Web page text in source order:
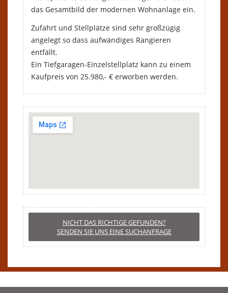
das Gesamtbild der modernen Wohnanlage ein.
Zufahrt und Stellplätze sind sehr großzügig
angelegt so dass aufwändiges Rangieren
entfällt.
Ein Tiefgaragen-Einzelstellplatz kann zu einem
Kaufpreis von 25.980,- € erworben werden.
NICHT DAS RICHTIGE GEFUNDEN?
SENDEN SIE UNS EINE SUCHANFRAGE